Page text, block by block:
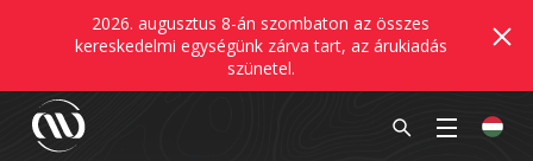
2026. augusztus 8-án szombaton az összes
kereskedelmi egységünk zárva tart, az árukiadás
szünetel.